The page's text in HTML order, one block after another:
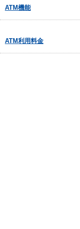
ATM機能
ATM利用料金